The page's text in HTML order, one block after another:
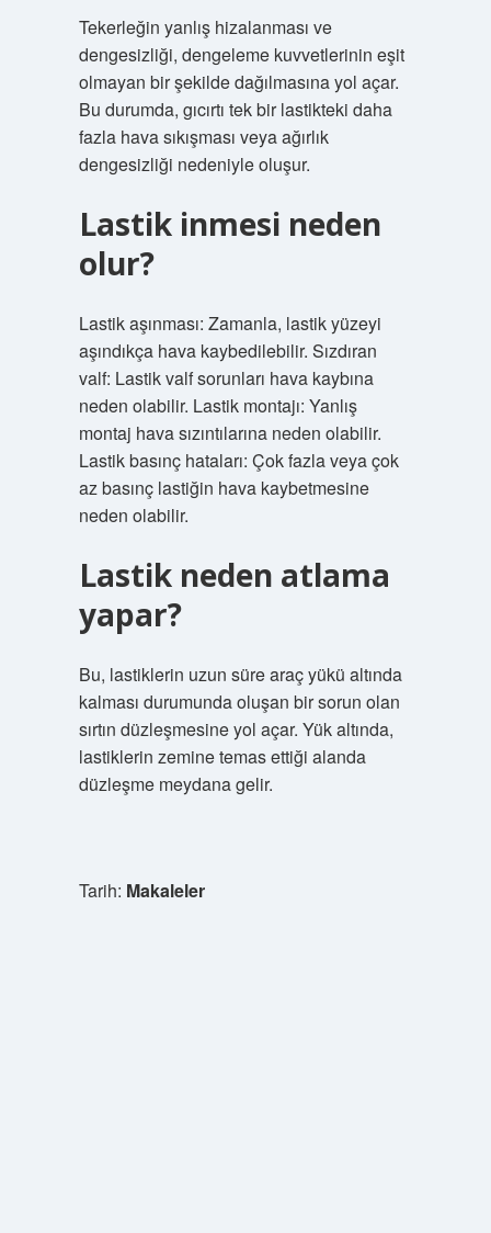
Tekerleğin yanlış hizalanması ve
dengesizliği, dengeleme kuvvetlerinin eşit
olmayan bir şekilde dağılmasına yol açar.
Bu durumda, gıcırtı tek bir lastikteki daha
fazla hava sıkışması veya ağırlık
dengesizliği nedeniyle oluşur.
Lastik inmesi neden
olur?
Lastik aşınması: Zamanla, lastik yüzeyi
aşındıkça hava kaybedilebilir. Sızdıran
valf: Lastik valf sorunları hava kaybına
neden olabilir. Lastik montajı: Yanlış
montaj hava sızıntılarına neden olabilir.
Lastik basınç hataları: Çok fazla veya çok
az basınç lastiğin hava kaybetmesine
neden olabilir.
Lastik neden atlama
yapar?
Bu, lastiklerin uzun süre araç yükü altında
kalması durumunda oluşan bir sorun olan
sırtın düzleşmesine yol açar. Yük altında,
lastiklerin zemine temas ettiği alanda
düzleşme meydana gelir.
Tarih: Makaleler